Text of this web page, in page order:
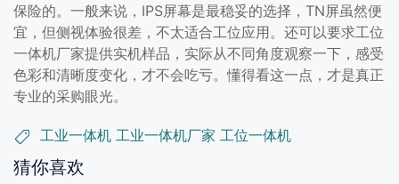
保险的。一般来说，IPS屏幕是最稳妥的选择，TN屏虽然便
宜，但侧视体验很差，不太适合工位应用。还可以要求工位
一体机厂家提供实机样品，实际从不同角度观察一下，感受
色彩和清晰度变化，才不会吃亏。懂得看这一点，才是真正
专业的采购眼光。
工业一体机 工业一体机厂家 工位一体机
猜你喜欢